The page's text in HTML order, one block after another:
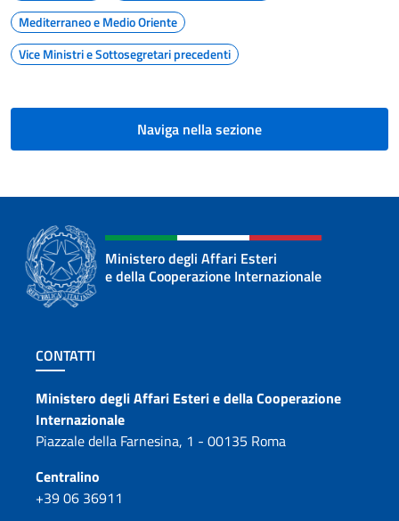
Mediterraneo e Medio Oriente
Vice Ministri e Sottosegretari precedenti
Naviga nella sezione
Ministero degli Affari Esteri
e della Cooperazione Internazionale
Sezione footer
CONTATTI
Contatti
Ministero degli Affari Esteri e della Cooperazione
Internazionale
Piazzale della Farnesina, 1 - 00135 Roma
Centralino
+39 06 36911